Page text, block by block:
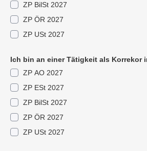
ZP BilSt 2027
ZP ÖR 2027
ZP USt 2027
Ich bin an einer Tätigkeit als Korrekor
ZP AO 2027
ZP ESt 2027
ZP BilSt 2027
ZP ÖR 2027
ZP USt 2027